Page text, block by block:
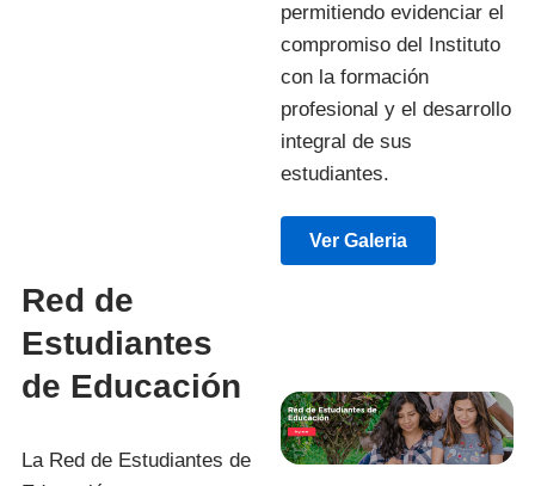
permitiendo evidenciar el
compromiso del Instituto
con la formación
profesional y el desarrollo
integral de sus
estudiantes.
Ver Galeria
Red de
Estudiantes
de Educación
La Red de Estudiantes de